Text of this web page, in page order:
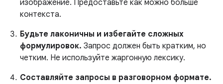
изображение. Предоставьте как можно больше
контекста.
Будьте лаконичны и избегайте сложных
формулировок. Запрос должен быть кратким, но
четким. Не используйте жаргонную лексику.
Составляйте запросы в разговорном формате.